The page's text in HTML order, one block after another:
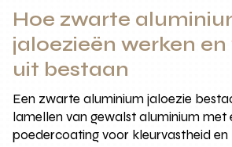
Hoe zwarte
jaloezieën werken en
uit bestaan
Een zwarte aluminium jaloezie
lamellen van gewalst aluminium met
poedercoating voor kleurvastheid en